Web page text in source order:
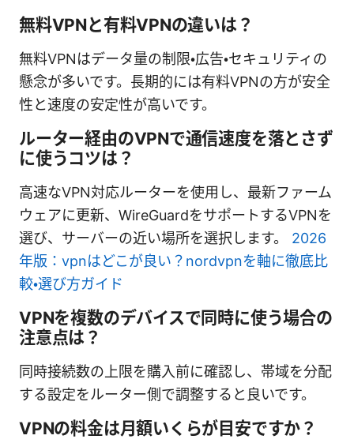
無料VPNと有料VPNの違いは？
無料VPNはデータ量の制限・広告・セキュリティの
懸念が多いです。長期的には有料VPNの方が安全
性と速度の安定性が高いです。
ルーター経由のVPNで通信速度を落とさず
に使うコツは？
高速なVPN対応ルーターを使用し、最新ファーム
ウェアに更新、WireGuardをサポートするVPNを
選び、サーバーの近い場所を選択します。 2026
年版：vpnはどこが良い？nordvpnを軸に徹底比
較・選び方ガイド
VPNを複数のデバイスで同時に使う場合の
注意点は？
同時接続数の上限を購入前に確認し、帯域を分配
する設定をルーター側で調整すると良いです。
VPNの料金は月額いくらが目安ですか？